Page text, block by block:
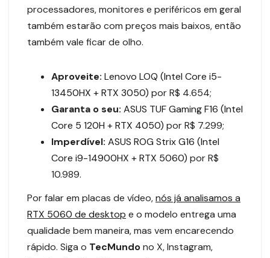
processadores, monitores e periféricos em geral
também estarão com preços mais baixos, então
também vale ficar de olho.
Aproveite: Lenovo LOQ (Intel Core i5-
13450HX + RTX 3050) por R$ 4.654;
Garanta o seu: ASUS TUF Gaming F16 (Intel
Core 5 120H + RTX 4050) por R$ 7.299;
Imperdível: ASUS ROG Strix G16 (Intel
Core i9-14900HX + RTX 5060) por R$
10.989.
Por falar em placas de vídeo,nós já analisamos a
RTX 5060 de desktop e o modelo entrega uma
qualidade bem maneira, mas vem encarecendo
rápido. Siga o TecMundono X, Instagram,